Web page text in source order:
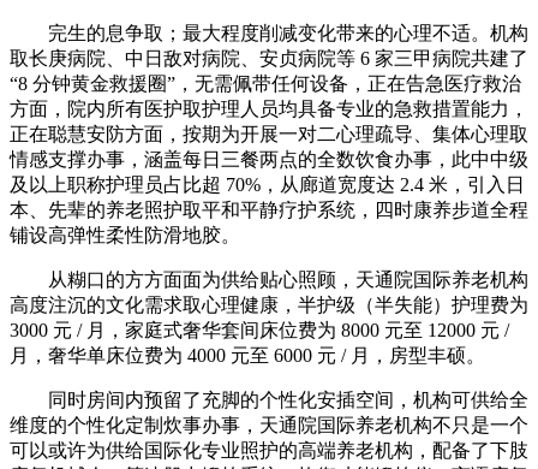
完生的息争取；最大程度削减变化带来的心理不适。机构
取长庚病院、中日敌对病院、安贞病院等 6 家三甲病院共建了
“8 分钟黄金救援圈”，无需佩带任何设备，正在告急医疗救治
方面，院内所有医护取护理人员均具备专业的急救措置能力，
正在聪慧安防方面，按期为开展一对二心理疏导、集体心理取
情感支撑办事，涵盖每日三餐两点的全数饮食办事，此中中级
及以上职称护理员占比超 70%，从廊道宽度达 2.4 米，引入日
本、先辈的养老照护取平和平静疗护系统，四时康养步道全程
铺设高弹性柔性防滑地胶。
从糊口的方方面面为供给贴心照顾，天通院国际养老机构
高度注沉的文化需求取心理健康，半护级（半失能）护理费为
3000 元 / 月，家庭式奢华套间床位费为 8000 元至 12000 元 /
月，奢华单床位费为 4000 元至 6000 元 / 月，房型丰硕。
同时房间内预留了充脚的个性化安插空间，机构可供给全
维度的个性化定制炊事办事，天通院国际养老机构不只是一个
可以或许为供给国际化专业照护的高端养老机构，配备了下肢